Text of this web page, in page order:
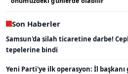
Son Haberler
Samsun'da silah ticaretine darbe!
tepelerine bindi
Yeni Parti'ye ilk operasyon: İl başkanı